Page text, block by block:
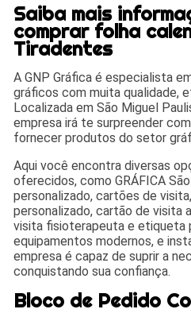
Saiba mais
comprar folha
Tiradentes
A GNP Gráfica é especialista
gráficos com muita qualidade,
Localizada em São Miguel
empresa irá te surpreender
fornecer produtos do setor
Aqui você encontra diversas
oferecidos, como GRÁFICA
personalizado, cartões de
personalizado, cartão de visita
visita fisioterapeuta e etiqueta
equipamentos modernos, e
empresa é capaz de suprir a
conquistando sua confiança.
Bloco de Pedido